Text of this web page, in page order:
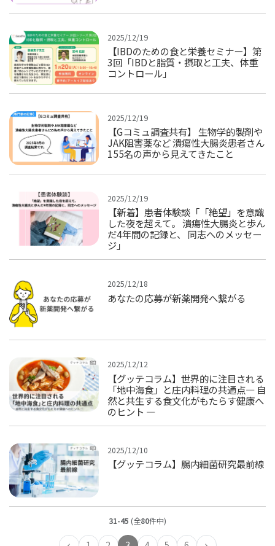
2025/12/19
【IBDのための食と栄養セミナー】第
3回「IBDと脂質・摂取と工夫、体重
コントロール」
2025/12/19
【Gコミュ調査共有】 生物学的製剤や
JAK阻害薬など 潰瘍性大腸炎患者さん
155名の声から見えてきたこと
2025/12/19
【新着】患者体験談「「絶望」を意識
した夜を超えて。 潰瘍性大腸炎と歩ん
だ4年間の記録と、 同志へのメッセー
ジ」
2025/12/18
あなたの応募が新薬開発へ繋がる
2025/12/12
【グッテコラム】世界的に注目される
「地中海食」と庄内料理の共通点― 自
然と共生する食文化がもたらす健康へ
のヒント ―
2025/12/10
【グッテコラム】腸内細菌研究最前線
31-45 (全80件中)